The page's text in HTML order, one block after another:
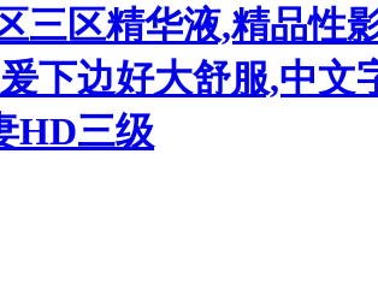
三区精华液,精品性
下边好大舒服,中文
HD三级